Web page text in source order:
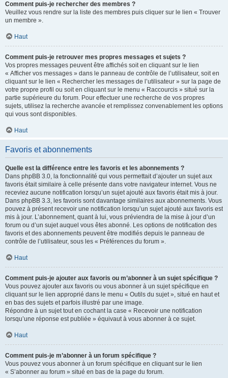
Comment puis-je rechercher des membres ?
Veuillez vous rendre sur la liste des membres puis cliquer sur le lien « Trouver
un membre ».
Haut
Comment puis-je retrouver mes propres messages et sujets ?
Vos propres messages peuvent être affichés soit en cliquant sur le lien
« Afficher vos messages » dans le panneau de contrôle de l’utilisateur, soit en
cliquant sur le lien « Rechercher les messages de l’utilisateur » sur la page de
votre propre profil ou soit en cliquant sur le menu « Raccourcis » situé sur la
partie supérieure du forum. Pour effectuer une recherche de vos propres
sujets, utilisez la recherche avancée et remplissez convenablement les options
qui vous sont disponibles.
Haut
Favoris et abonnements
Quelle est la différence entre les favoris et les abonnements ?
Dans phpBB 3.0, la fonctionnalité qui vous permettait d’ajouter un sujet aux
favoris était similaire à celle présente dans votre navigateur internet. Vous ne
receviez aucune notification lorsqu’un sujet ajouté aux favoris était mis à jour.
Dans phpBB 3.3, les favoris sont davantage similaires aux abonnements. Vous
pouvez à présent recevoir une notification lorsqu’un sujet ajouté aux favoris est
mis à jour. L’abonnement, quant à lui, vous préviendra de la mise à jour d’un
forum ou d’un sujet auquel vous êtes abonné. Les options de notification des
favoris et des abonnements peuvent être modifiés depuis le panneau de
contrôle de l’utilisateur, sous les « Préférences du forum ».
Haut
Comment puis-je ajouter aux favoris ou m’abonner à un sujet spécifique ?
Vous pouvez ajouter aux favoris ou vous abonner à un sujet spécifique en
cliquant sur le lien approprié dans le menu « Outils du sujet », situé en haut et
en bas des sujets et parfois illustré par une image.
Répondre à un sujet tout en cochant la case « Recevoir une notification
lorsqu’une réponse est publiée » équivaut à vous abonner à ce sujet.
Haut
Comment puis-je m’abonner à un forum spécifique ?
Vous pouvez vous abonner à un forum spécifique en cliquant sur le lien
« S’abonner au forum » situé en bas de la page du forum.